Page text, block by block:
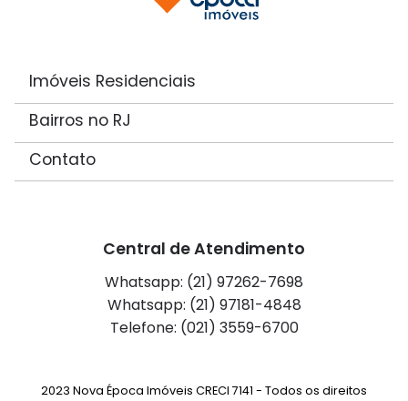
Imóveis Residenciais
Bairros no RJ
Contato
Central de Atendimento
Whatsapp: (21) 97262-7698
Whatsapp: (21) 97181-4848
Telefone: (021) 3559-6700
2023 Nova Época Imóveis CRECI 7141 - Todos os direitos